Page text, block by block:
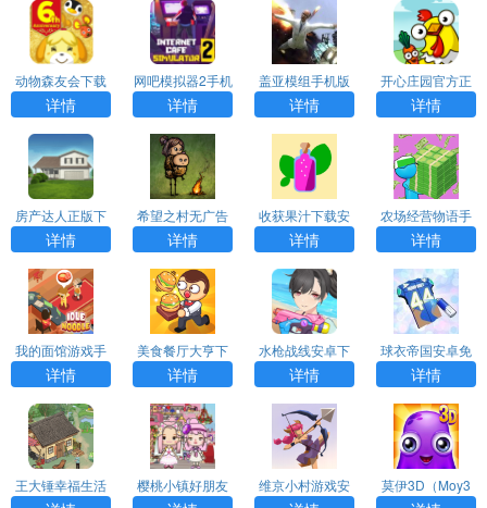
动物森友会下载
官方版
详情
网吧模拟器2手机
版下载无广告版
安装
详情
盖亚模组手机版
中文下载最新版
详情
开心庄园官方正
版下载安装最新
版
详情
房产达人正版下
载无广告中文
详情
希望之村无广告
版2023
详情
收获果汁下载安
装手机版
详情
农场经营物语手
游下载
详情
我的面馆游戏手
机版下载
详情
美食餐厅大亨下
载最新版
详情
水枪战线安卓下
载最新版
详情
球衣帝国安卓免
费版下载
详情
王大锤幸福生活
樱桃小镇好朋友
维京小村游戏安
莫伊3D（Moy3